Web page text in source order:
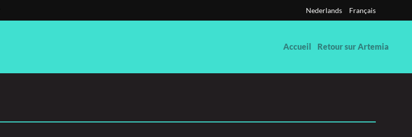
Nederlands Français
Accueil Retour sur Artemia